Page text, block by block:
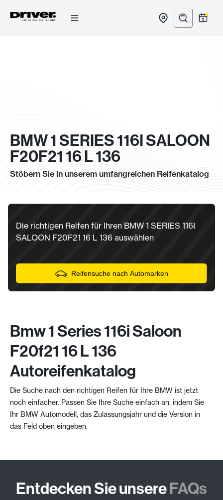
BMW 1 SERIES 116I SALOON
F20F21 16 L 136
Stöbern Sie in unserem umfangreichen Reifenkatalog
Die richtigen Reifen für Ihren BMW 1 SERIES 116I
SALOON F20F21 16 L 136 auswählen
Reifensuche nach Automarken
Bmw 1 Series 116i Saloon
F20f21 16 L 136
Autoreifenkatalog
Die Suche nach den richtigen Reifen für Ihre BMW ist jetzt
noch einfacher. Passen Sie Ihre Suche einfach an, indem Sie
Ihr BMW Automodell, das Zulassungsjahr und die Version in
das Feld oben eingeben.
Entdecken Sie unsereFAQs